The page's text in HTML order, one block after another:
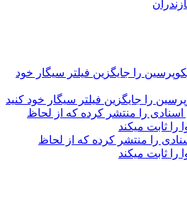
را جایگزین فیلتر سیگار خود کنید
را منتشر کرده که از لحاظ
را ثابت میکند